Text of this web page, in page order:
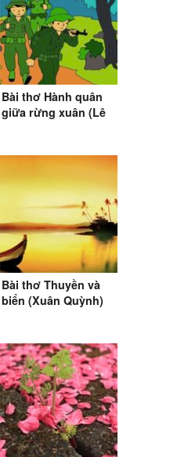
Bài thơ Hành quân
giữa rừng xuân (Lê
Bài thơ Thuyền và
biển (Xuân Quỳnh)